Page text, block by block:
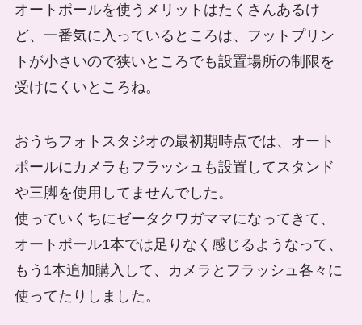
オートポールを使うメリットはたくさんあるけ
ど、一番気に入っているところは、フットプリン
トが小さいので狭いところでも設置場所の制限を
受けにくいところね。
おうちフォトスタジオの最初期時点では、オート
ポールにカメラもフラッシュも設置してスタンド
や三脚を使用してませんでした。
使っていくちにゼータクワガママになってきて、
オートポール1本では足りなく感じるようなって、
もう1本追加購入して、カメラとフラッシュ各々に
使ってたりしました。